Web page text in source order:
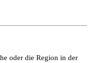
oder die Region in der